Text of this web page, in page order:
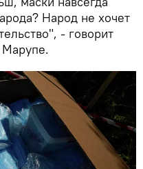
Народ не хочет
- говорит
Марупе.